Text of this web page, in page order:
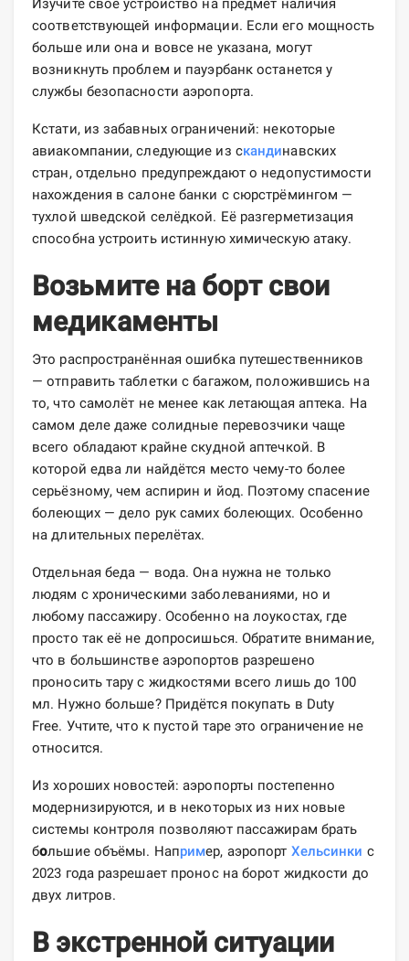
Изучите своё устройство на предмет наличия
соответствующей информации. Если его мощность
больше или она и вовсе не указана, могут
возникнуть проблем и пауэрбанк останется у
службы безопасности аэропорта.
Кстати, из забавных ограничений: некоторые
авиакомпании, следующие из скандинавских
стран, отдельно предупреждают о недопустимости
нахождения в салоне банки с сюрстрёмингом —
тухлой шведской селёдкой. Её разгерметизация
способна устроить истинную химическую атаку.
Возьмите на борт свои
медикаменты
Это распространённая ошибка путешественников
— отправить таблетки с багажом, положившись на
то, что самолёт не менее как летающая аптека. На
самом деле даже солидные перевозчики чаще
всего обладают крайне скудной аптечкой. В
которой едва ли найдётся место чему-то более
серьёзному, чем аспирин и йод. Поэтому спасение
болеющих — дело рук самих болеющих. Особенно
на длительных перелётах.
Отдельная беда — вода. Она нужна не только
людям с хроническими заболеваниями, но и
любому пассажиру. Особенно на лоукостах, где
просто так её не допросишься. Обратите внимание,
что в большинстве аэропортов разрешено
проносить тару с жидкостями всего лишь до 100
мл. Нужно больше? Придётся покупать в Duty
Free. Учтите, что к пустой таре это ограничение не
относится.
Из хороших новостей: аэропорты постепенно
модернизируются, и в некоторых из них новые
системы контроля позволяют пассажирам брать
большие объёмы. Например, аэропорт Хельсинки с
2023 года разрешает пронос на борот жидкости до
двух литров.
В экстренной ситуации